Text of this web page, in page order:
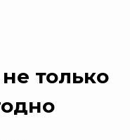
только